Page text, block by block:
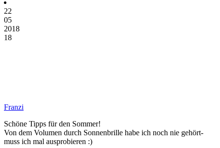
22
05
2018
18
Franzi
Schöne Tipps für den Sommer!
Von dem Volumen durch Sonnenbrille habe ich noch nie gehört-
muss ich mal ausprobieren :)